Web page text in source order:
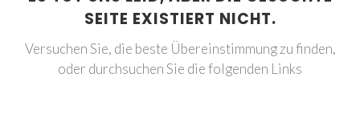
SEITE EXISTIERT NICHT.
Versuchen Sie, die beste Übereinstimmung zu finden,
oder durchsuchen Sie die folgenden Links